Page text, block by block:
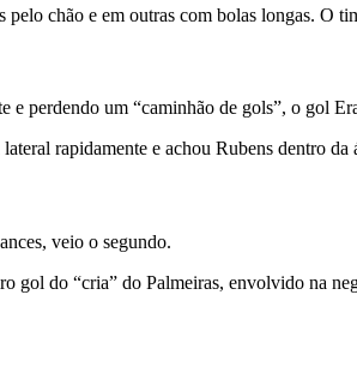
chão e em outras com bolas longas. O
perdendo um “caminhão de gols”, o gol
rapidamente e achou Rubens dentro
veio o segundo.
gol do “cria” do Palmeiras, envolvido na